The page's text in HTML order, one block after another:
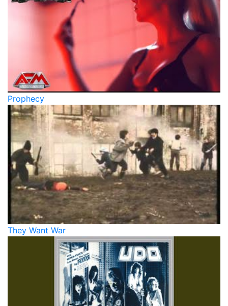
Prophecy
They Want War